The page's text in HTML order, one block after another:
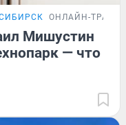
ОНЛАЙН-
Мишустин
— что